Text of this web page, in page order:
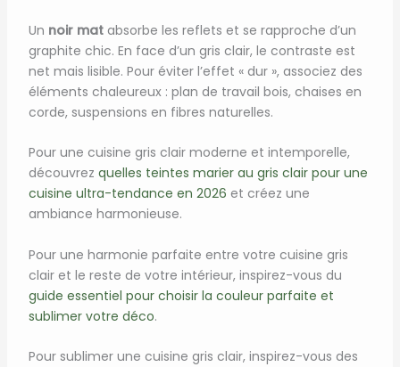
Un noir matabsorbe les reflets et se rapproche d’un
graphite chic. En face d’un gris clair, le contraste est
net mais lisible. Pour éviter l’effet « dur », associez des
éléments chaleureux : plan de travail bois, chaises en
corde, suspensions en fibres naturelles.
Pour une cuisine gris clair moderne et intemporelle,
découvrez quelles teintes marier au gris clair pour une
cuisine ultra-tendance en 2026 et créez une
ambiance harmonieuse.
Pour une harmonie parfaite entre votre cuisine gris
clair et le reste de votre intérieur, inspirez-vous du
guide essentiel pour choisir la couleur parfaite et
sublimer votre déco.
Pour sublimer une cuisine gris clair, inspirez-vous des